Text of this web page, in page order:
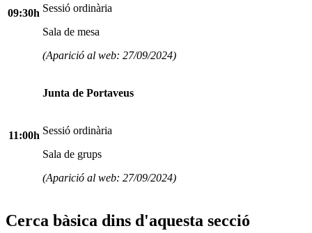
09:30h Sessió ordinària
Sala de mesa
(Aparició al web: 27/09/2024)
11:00h
Junta de Portaveus
Sessió ordinària
Sala de grups
(Aparició al web: 27/09/2024)
Cerca bàsica dins d'aquesta secció